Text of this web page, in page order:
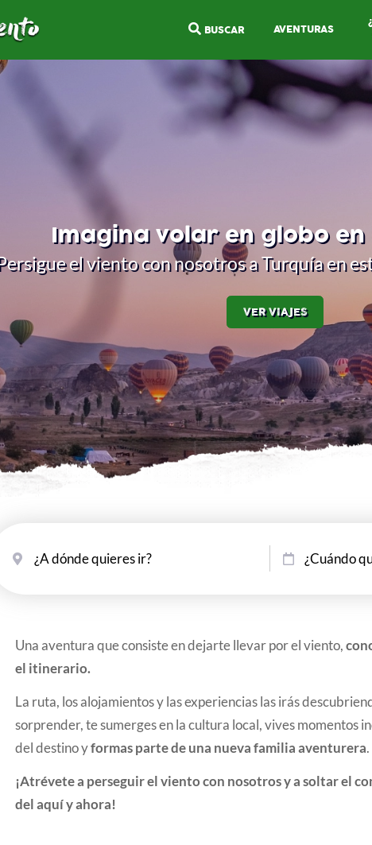
BUSCAR AVENTURAS
mundo
Imagina volar en globo en
el viento con nosotros a Turquía en
VER VIAJES
¿Cuándo
Una aventura que consiste en dejarte llevar por el viento,
el itinerario.
La ruta, los alojamientos y las experiencias las irás
sorprender, te sumerges en la cultura local, vives momentos
del destino yformas parte de una nueva familia aventurera.
¡Atrévete a perseguir el viento con nosotros y a soltar el
del aquí y ahora!